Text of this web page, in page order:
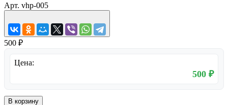
Арт. vhp-005
500 ₽
Цена:
500 ₽
В корзину